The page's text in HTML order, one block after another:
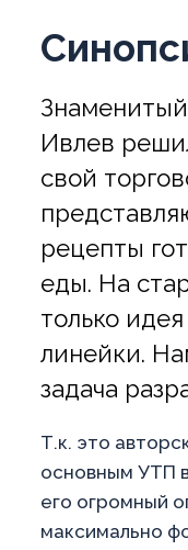
Ивлев
свой
рецепты
еды. На
только
линейки.
задача
Т.к. это
основным УТП
его огромный
максимально